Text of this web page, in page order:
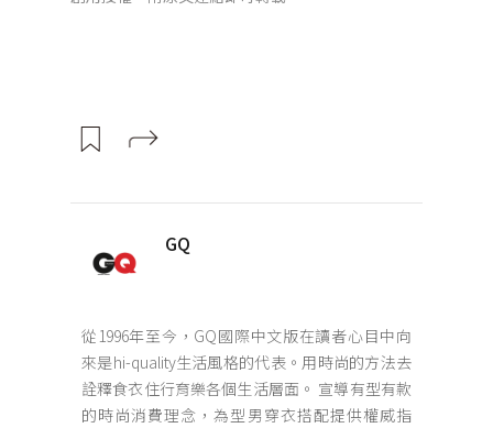
GQ
從1996年至今，GQ國際中文版在讀者心目中向
來是hi-quality生活風格的代表。用時尚的方法去
詮釋食衣住行育樂各個生活層面。 宣導有型有款
的時尚消費理念，為型男穿衣搭配提供權威指